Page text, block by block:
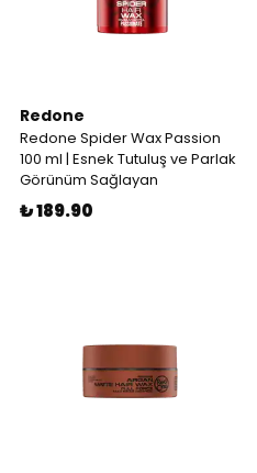
Redone
Redone Spider Wax Passion
100 ml | Esnek Tutuluş ve Parlak
Görünüm Sağlayan
₺ 189.90